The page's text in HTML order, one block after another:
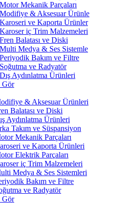
Mekanik Parçaları
& Aksesuar Ürünle
ve Kaporta Ürünler
iç Trim Malzemeleri
Balatası ve Diski
Medya & Ses Sistemle
Bakım ve Filtre
ve Radyatör
Aydınlatma Ürünleri
Gör
& Aksesuar Ürünleri
Balatası ve Diski
Aydınlatma Ürünleri
Takım ve Süspansiyon
Mekanik Parçaları
ve Kaporta Ürünleri
Elektrik Parçaları
iç Trim Malzemeleri
Medya & Ses Sistemleri
Bakım ve Filtre
ve Radyatör
Gör